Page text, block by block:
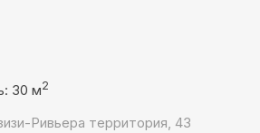
30 м2
Ривьера территория, 43